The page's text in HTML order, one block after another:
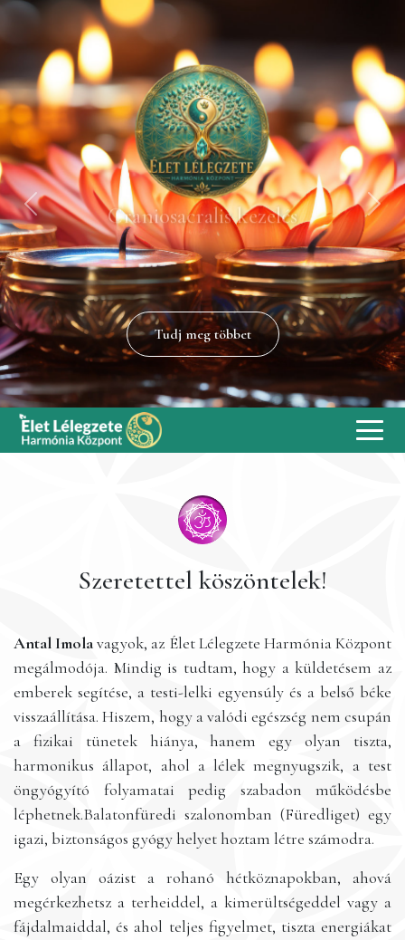
Craniosacralis kezelés
Amely beindítja a test öngyógyító folyamatait,
egyensúlyt teremt és ellazítja a testet.
Tudj meg többet
Szeretettel köszöntelek!
Antal Imolavagyok, az Élet Lélegzete Harmónia Központ
megálmodója. Mindig is tudtam, hogy a küldetésem az
emberek segítése, a testi-lelki egyensúly és a belső béke
visszaállítása. Hiszem, hogy a valódi egészség nem csupán
a fizikai tünetek hiánya, hanem egy olyan tiszta,
harmonikus állapot, ahol a lélek megnyugszik, a test
öngyógyító folyamatai pedig szabadon működésbe
léphetnek.Balatonfüredi szalonomban (Füredliget) egy
igazi, biztonságos gyógy helyet hoztam létre számodra.
Egy olyan oázist a rohanó hétköznapokban, ahová
megérkezhetsz a terheiddel, a kimerültségeddel vagy a
fájdalmaiddal, és ahol teljes figyelmet, tiszta energiákat